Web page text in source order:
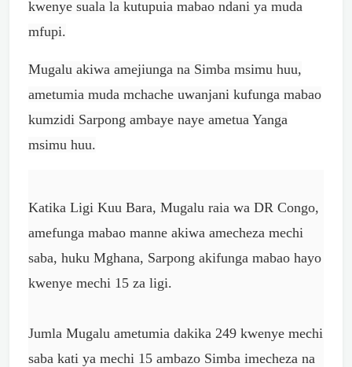
kwenye suala la kutupuia mabao ndani ya muda
mfupi.
Mugalu akiwa amejiunga na Simba msimu huu,
ametumia muda mchache uwanjani kufunga mabao
kumzidi Sarpong ambaye naye ametua Yanga
msimu huu.
Katika Ligi Kuu Bara, Mugalu raia wa DR Congo,
amefunga mabao manne akiwa amecheza mechi
saba, huku Mghana, Sarpong akifunga mabao hayo
kwenye mechi 15 za ligi.
Jumla Mugalu ametumia dakika 249 kwenye mechi
saba kati ya mechi 15 ambazo Simba imecheza na